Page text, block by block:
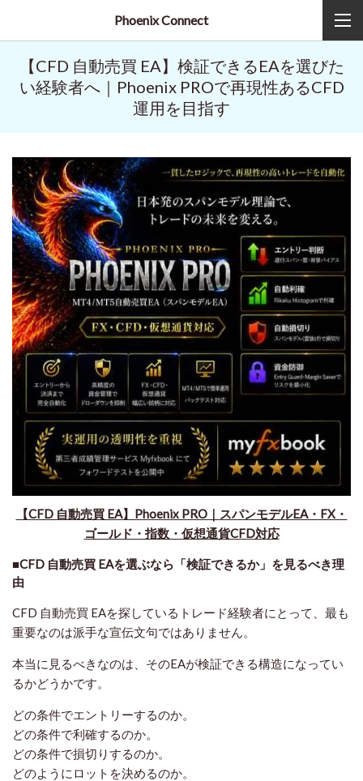
Phoenix Connect
【CFD 自動売買 EA】検証できるEAを選びた
い経験者へ｜Phoenix PROで再現性あるCFD
運用を目指す
【CFD 自動売買 EA】Phoenix PRO｜スパンモデルEA・FX・
ゴールド・指数・仮想通貨CFD対応
■CFD 自動売買 EAを選ぶなら「検証できるか」を見るべき理
由
CFD 自動売買 EAを探しているトレード経験者にとって、最も
重要なのは派手な宣伝文句ではありません。
本当に見るべきなのは、そのEAが検証できる構造になってい
るかどうかです。
どの条件でエントリーするのか。
どの条件で利確するのか。
どの条件で損切りするのか。
どのようにロットを決めるのか。